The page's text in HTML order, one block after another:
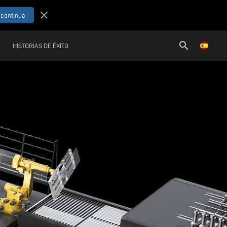
close
HISTORIAS DE ÉXITO search